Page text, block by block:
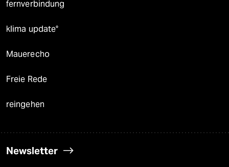
fernverbindung
klima update°
Mauerecho
Freie Rede
reingehen
Newsletter